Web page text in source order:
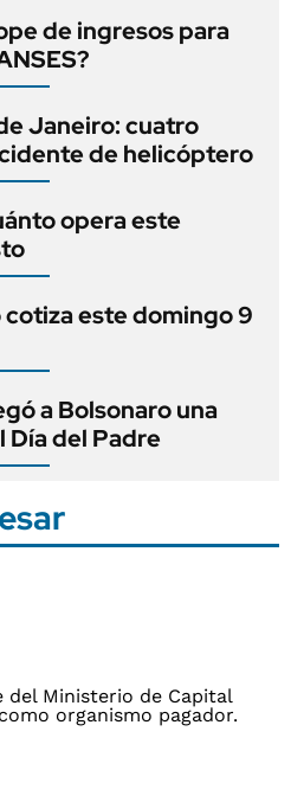
de ingresos para
Janeiro: cuatro
de helicóptero
opera este
este domingo 9
a Bolsonaro una
del Padre